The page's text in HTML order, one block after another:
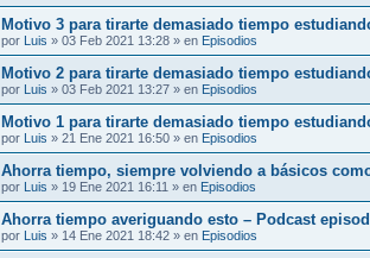
Motivo 3 para tirarte demasiado tiempo
por Luis » 03 Feb 2021 13:28 » en Episodios
Motivo 2 para tirarte demasiado tiempo
por Luis » 03 Feb 2021 13:27 » en Episodios
Motivo 1 para tirarte demasiado tiempo
por Luis » 21 Ene 2021 16:50 » en Episodios
Ahorra tiempo, siempre volviendo a básicos
por Luis » 19 Ene 2021 16:11 » en Episodios
Ahorra tiempo averiguando esto – Podcast
por Luis » 14 Ene 2021 18:42 » en Episodios